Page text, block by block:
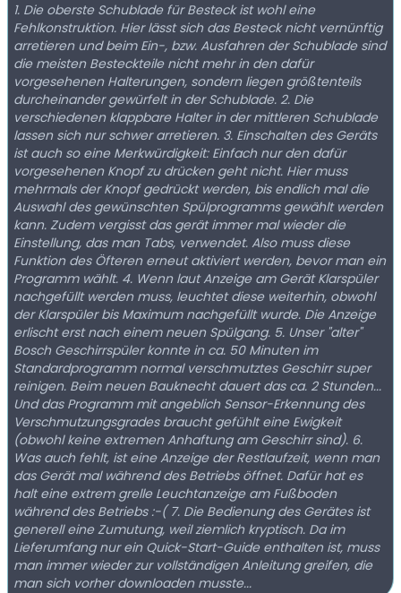
1. Die oberste Schublade für Besteck ist wohl eine
Fehlkonstruktion. Hier lässt sich das Besteck nicht vernünftig
arretieren und beim Ein-, bzw. Ausfahren der Schublade sind
die meisten Besteckteile nicht mehr in den dafür
vorgesehenen Halterungen, sondern liegen größtenteils
durcheinander gewürfelt in der Schublade. 2. Die
verschiedenen klappbare Halter in der mittleren Schublade
lassen sich nur schwer arretieren. 3. Einschalten des Geräts
ist auch so eine Merkwürdigkeit: Einfach nur den dafür
vorgesehenen Knopf zu drücken geht nicht. Hier muss
mehrmals der Knopf gedrückt werden, bis endlich mal die
Auswahl des gewünschten Spülprogramms gewählt werden
kann. Zudem vergisst das gerät immer mal wieder die
Einstellung, das man Tabs, verwendet. Also muss diese
Funktion des Öfteren erneut aktiviert werden, bevor man ein
Programm wählt. 4. Wenn laut Anzeige am Gerät Klarspüler
nachgefüllt werden muss, leuchtet diese weiterhin, obwohl
der Klarspüler bis Maximum nachgefüllt wurde. Die Anzeige
erlischt erst nach einem neuen Spülgang. 5. Unser "alter"
Bosch Geschirrspüler konnte in ca. 50 Minuten im
Standardprogramm normal verschmutztes Geschirr super
reinigen. Beim neuen Bauknecht dauert das ca. 2 Stunden...
Und das Programm mit angeblich Sensor-Erkennung des
Verschmutzungsgrades braucht gefühlt eine Ewigkeit
(obwohl keine extremen Anhaftung am Geschirr sind). 6.
Was auch fehlt, ist eine Anzeige der Restlaufzeit, wenn man
das Gerät mal während des Betriebs öffnet. Dafür hat es
halt eine extrem grelle Leuchtanzeige am Fußboden
während des Betriebs :-( 7. Die Bedienung des Gerätes ist
generell eine Zumutung, weil ziemlich kryptisch. Da im
Lieferumfang nur ein Quick-Start-Guide enthalten ist, muss
man immer wieder zur vollständigen Anleitung greifen, die
man sich vorher downloaden musste...